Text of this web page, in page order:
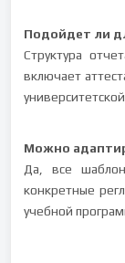
Подойдет ли
Структура
включает
Можно
Да, все
конкретные
учебной